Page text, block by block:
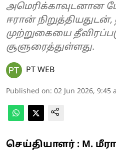
அமெரிக்காவுடனான
ஈரான்
முற்றுகையை
சூளுரைத்துள்ளது.
PT WEB
Published on: 02 Jun 2026, 9:45
செய்தியாளர் : M. மீரா